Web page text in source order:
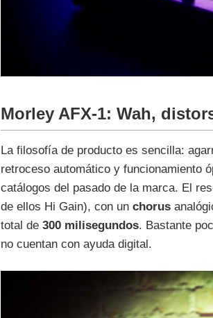
Morley AFX-1: Wah,
La filosofía de producto es sencilla:
retroceso automático y funcionamiento
catálogos del pasado de la marca. El
de ellos Hi Gain), con un chorus
total de 300 milisegundos. Bastante
no cuentan con ayuda digital.